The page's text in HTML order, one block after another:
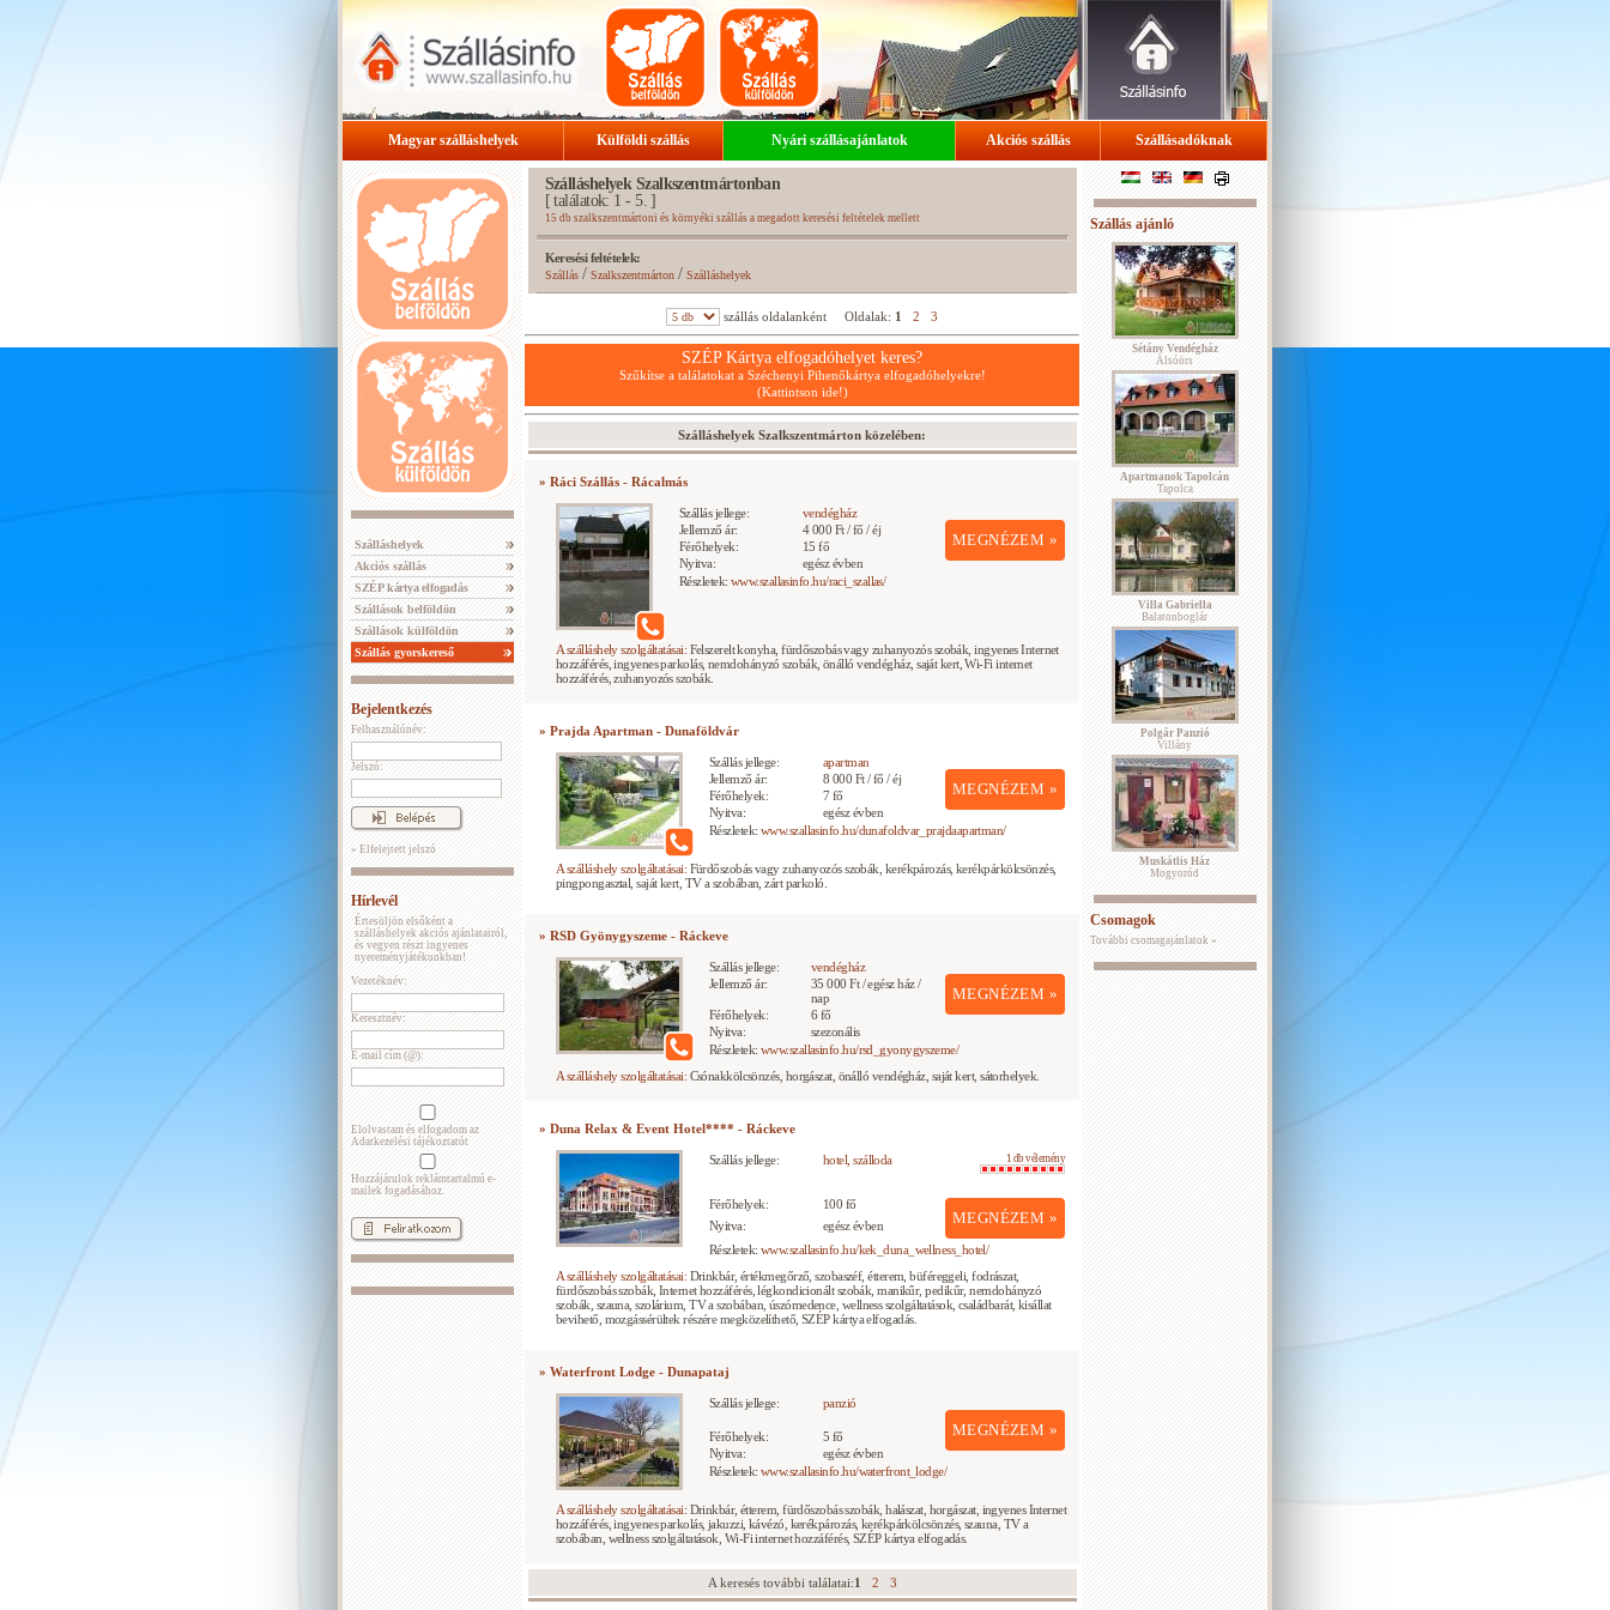
Magyar szálláshelyek Külföldi szállás Nyári szállásajánlatok Akciós szállás Szállásadóknak
Szálláshelyek
Akciós szállás
SZÉP kártya elfogadás
Szállások belföldön
Szállások külföldön
Szállás gyorskereső
Bejelentkezés
Felhasználónév:
Jelszó:
» Elfelejtett jelszó
Hírlevél
Értesüljön elsőként a
szálláshelyek akciós ajánlatairól,
és vegyen részt ingyenes
nyereményjátékunkban!
Vezetéknév:
Keresztnév:
E-mail cím (@):
Elolvastam és elfogadom az
Adatkezelési tájékoztatót
Hozzájárulok reklámtartalmú e-
mailek fogadásához.
Szálláshelyek Szalkszentmártonban
[ találatok: 1 - 5. ]
15 db szalkszentmártoni és környéki szállás a megadott keresési feltételek mellett
Keresési feltételek:
Szállás/ Szalkszentmárton/Szálláshelyek
szállás oldalanként Oldalak: 1 2 3
SZÉP Kártya elfogadóhelyet keres?
Szűkítse a találatokat a Széchenyi Pihenőkártya elfogadóhelyekre!
(Kattintson ide!)
Szálláshelyek Szalkszentmárton közelében:
» Ráci Szállás - Rácalmás
Szállás jellege: vendégház
MEGNÉZEM »
Jellemző ár:
4 000 Ft / fő / éj
Férőhelyek:
15 fő
Nyitva:
egész évben
Részletek: www.szallasinfo.hu/raci_szallas/
A szálláshely szolgáltatásai: Felszerelt konyha, fürdőszobás vagy zuhanyozós szobák, ingyenes Internet
hozzáférés, ingyenes parkolás, nemdohányzó szobák, önálló vendégház, saját kert, Wi-Fi internet
hozzáférés, zuhanyozós szobák.
» Prajda Apartman - Dunaföldvár
Szállás jellege: apartman
MEGNÉZEM »
Jellemző ár:
8 000 Ft / fő / éj
Férőhelyek:
7 fő
Nyitva:
egész évben
Részletek: www.szallasinfo.hu/dunafoldvar_prajdaapartman/
A szálláshely szolgáltatásai: Fürdőszobás vagy zuhanyozós szobák, kerékpározás, kerékpárkölcsönzés,
pingpongasztal, saját kert, TV a szobában, zárt parkoló.
» RSD Gyönygyszeme - Ráckeve
Szállás jellege: vendégház
MEGNÉZEM »
Jellemző ár:
35 000 Ft / egész ház /
nap
Férőhelyek:
6 fő
Nyitva:
szezonális
Részletek: www.szallasinfo.hu/rsd_gyonygyszeme/
A szálláshely szolgáltatásai: Csónakkölcsönzés, horgászat, önálló vendégház, saját kert, sátorhelyek.
» Duna Relax & Event Hotel**** - Ráckeve
Szállás jellege: hotel, szálloda 1 db vélemény
MEGNÉZEM »
Férőhelyek:
100 fő
Nyitva:
egész évben
Részletek: www.szallasinfo.hu/kek_duna_wellness_hotel/
A szálláshely szolgáltatásai: Drinkbár, értékmegőrző, szobaszéf, étterem, büféreggeli, fodrászat,
fürdőszobás szobák, Internet hozzáférés, légkondicionált szobák, manikűr, pedikűr, nemdohányzó
szobák, szauna, szolárium, TV a szobában, úszómedence, wellness szolgáltatások, családbarát, kisállat
bevihető, mozgássérültek részére megközelíthető, SZÉP kártya elfogadás.
» Waterfront Lodge - Dunapataj
Szállás jellege: panzió
MEGNÉZEM »
Férőhelyek:
5 fő
Nyitva:
egész évben
Részletek: www.szallasinfo.hu/waterfront_lodge/
A szálláshely szolgáltatásai: Drinkbár, étterem, fürdőszobás szobák, halászat, horgászat, ingyenes Internet
hozzáférés, ingyenes parkolás, jakuzzi, kávézó, kerékpározás, kerékpárkölcsönzés, szauna, TV a
szobában, wellness szolgáltatások, Wi-Fi internet hozzáférés, SZÉP kártya elfogadás.
A keresés további találatai:1 2 3
Szállás ajánló
Sétány Vendégház
Alsóörs
Apartmanok Tapolcán
Tapolca
Villa Gabriella
Balatonboglár
Polgár Panzió
Villány
Muskátlis Ház
Mogyoród
Csomagok
További csomagajánlatok »